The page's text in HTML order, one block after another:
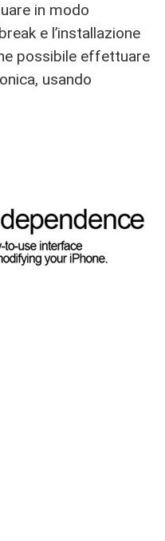
in modo
e l’installazione
possibile effettuare
usando